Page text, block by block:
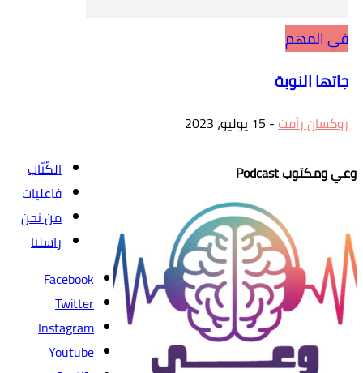
في المهم
جاتها النوبة
روكسان رأفت- 15 يوليو، 2023
وعي ومكتوب Podcast
الكُتّاب
فاعليات
من نحن
راسلنا
Facebook
Twitter
Instagram
Youtube